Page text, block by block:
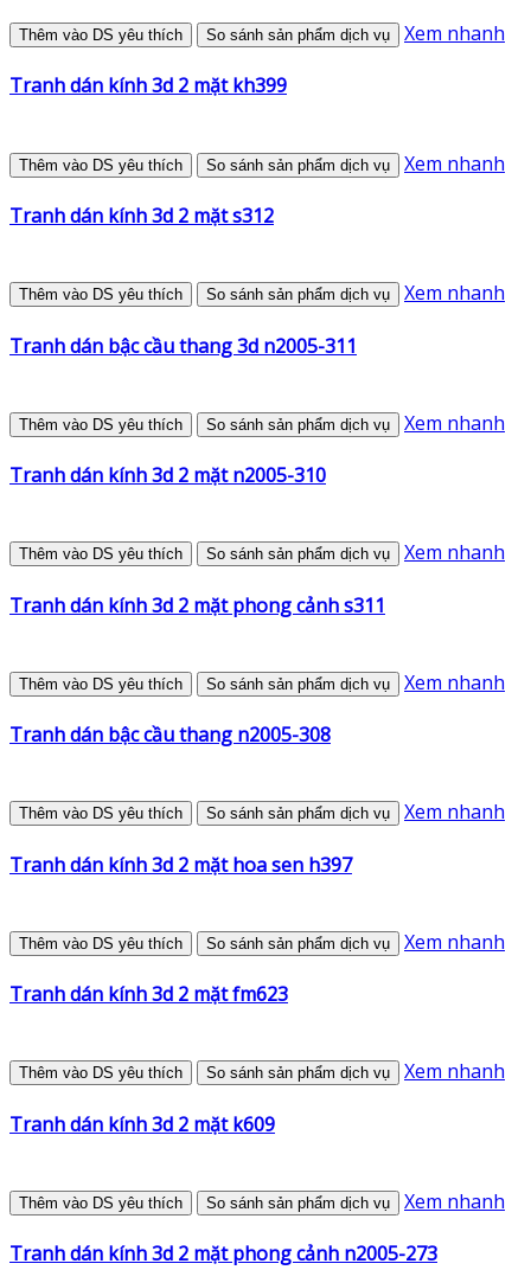
Thêm vào DS yêu thích So sánh sản phẩm dịch vụ Xem nhanh
Tranh dán kính 3d 2 mặt kh399
Thêm vào DS yêu thích So sánh sản phẩm dịch vụ Xem nhanh
Tranh dán kính 3d 2 mặt s312
Thêm vào DS yêu thích So sánh sản phẩm dịch vụ Xem nhanh
Tranh dán bậc cầu thang 3d n2005-311
Thêm vào DS yêu thích So sánh sản phẩm dịch vụ Xem nhanh
Tranh dán kính 3d 2 mặt n2005-310
Thêm vào DS yêu thích So sánh sản phẩm dịch vụ Xem nhanh
Tranh dán kính 3d 2 mặt phong cảnh s311
Thêm vào DS yêu thích So sánh sản phẩm dịch vụ Xem nhanh
Tranh dán bậc cầu thang n2005-308
Thêm vào DS yêu thích So sánh sản phẩm dịch vụ Xem nhanh
Tranh dán kính 3d 2 mặt hoa sen h397
Thêm vào DS yêu thích So sánh sản phẩm dịch vụ Xem nhanh
Tranh dán kính 3d 2 mặt fm623
Thêm vào DS yêu thích So sánh sản phẩm dịch vụ Xem nhanh
Tranh dán kính 3d 2 mặt k609
Thêm vào DS yêu thích So sánh sản phẩm dịch vụ Xem nhanh
Tranh dán kính 3d 2 mặt phong cảnh n2005-273